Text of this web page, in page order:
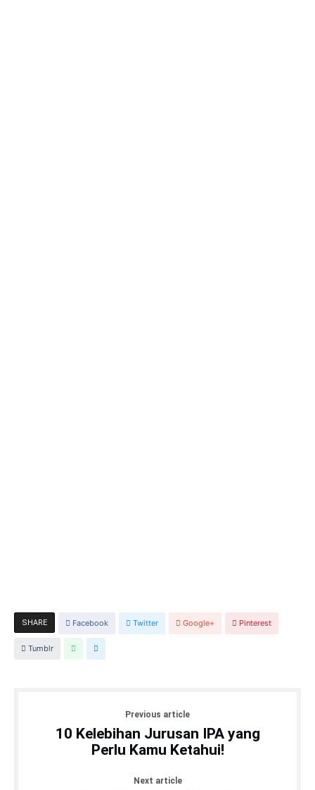
SHARE Facebook Twitter Google+ Pinterest
Tumblr
Previous article
10 Kelebihan Jurusan IPA yang
Perlu Kamu Ketahui!
Next article